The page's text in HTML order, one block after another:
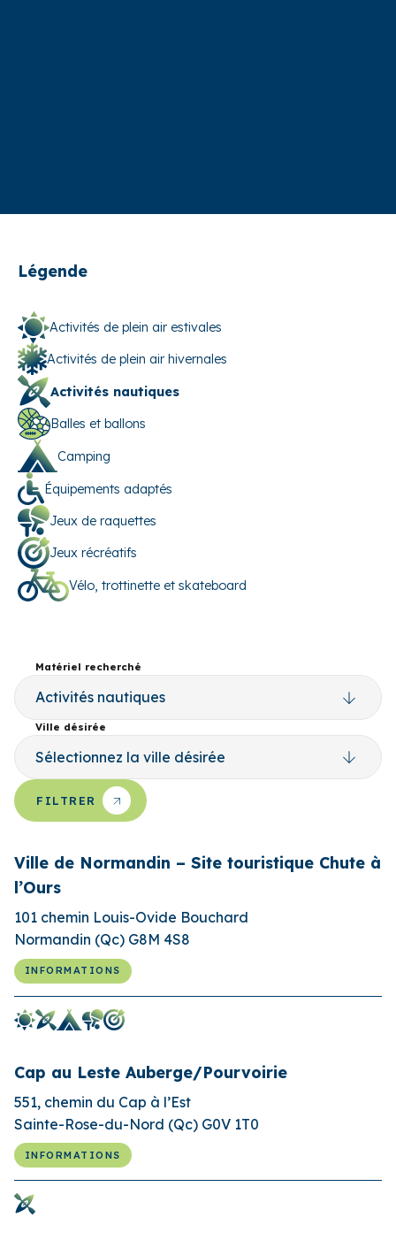
Légende
Activités de plein air estivales
Activités de plein air hivernales
Activités nautiques
Balles et ballons
Camping
Équipements adaptés
Jeux de raquettes
Jeux récréatifs
Vélo, trottinette et skateboard
Matériel recherché
Ville désirée
FILTRER
Ville de Normandin – Site touristique Chute à
l’Ours
101 chemin Louis-Ovide Bouchard
Normandin (Qc) G8M 4S8
INFORMATIONS
Cap au Leste Auberge/Pourvoirie
551, chemin du Cap à l’Est
Sainte-Rose-du-Nord (Qc) G0V 1T0
INFORMATIONS